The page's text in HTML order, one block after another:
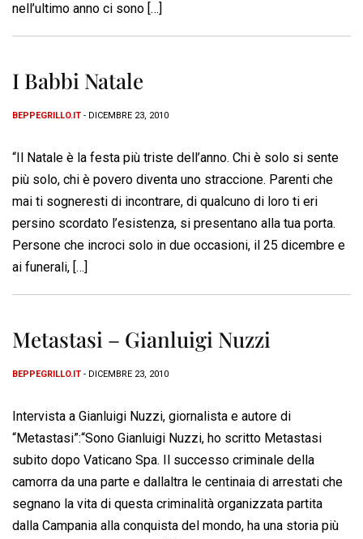
nell’ultimo anno ci sono […]
I Babbi Natale
BEPPEGRILLO.IT - DICEMBRE 23, 2010
“Il Natale è la festa più triste dell’anno. Chi è solo si sente
più solo, chi è povero diventa uno straccione. Parenti che
mai ti sogneresti di incontrare, di qualcuno di loro ti eri
persino scordato l’esistenza, si presentano alla tua porta.
Persone che incroci solo in due occasioni, il 25 dicembre e
ai funerali, […]
Metastasi – Gianluigi Nuzzi
BEPPEGRILLO.IT - DICEMBRE 23, 2010
Intervista a Gianluigi Nuzzi, giornalista e autore di
“Metastasi”:“Sono Gianluigi Nuzzi, ho scritto Metastasi
subito dopo Vaticano Spa. Il successo criminale della
camorra da una parte e dallaltra le centinaia di arrestati che
segnano la vita di questa criminalità organizzata partita
dalla Campania alla conquista del mondo, ha una storia più